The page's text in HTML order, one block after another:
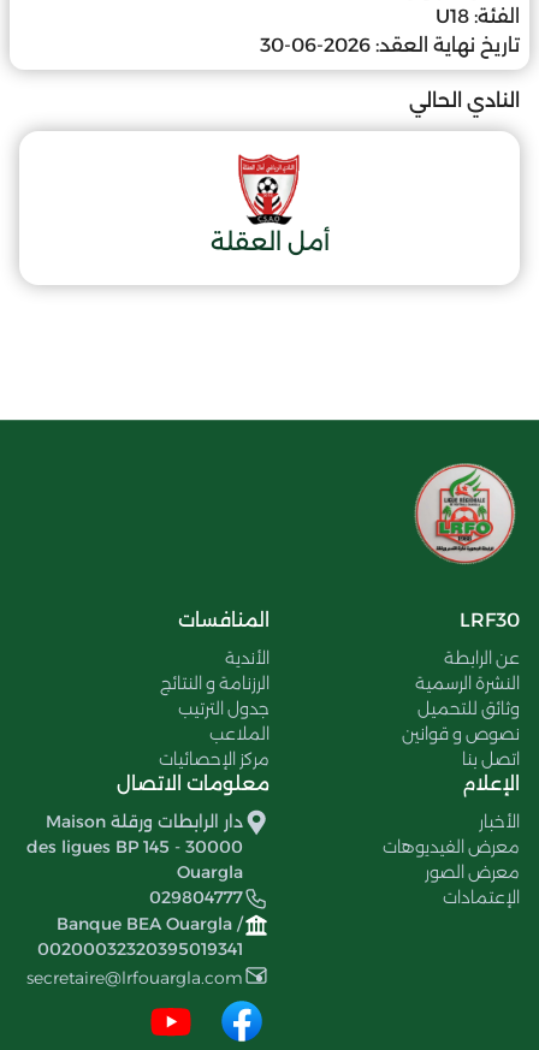
الفئة: U18
تاريخ نهاية العقد: 2026-06-30
النادي الحالي
أمل العقلة
LRF30
عن الرابطة
النشرة الرسمية
وثائق للتحميل
نصوص و قوانين
اتصل بنا
المنافسات
الأندية
الرزنامة و النتائج
جدول الترتيب
الملاعب
مركز الإحصائيات
الإعلام
الأخبار
معرض الفيديوهات
معرض الصور
الإعتمادات
معلومات الاتصال
دار الرابطات ورقلة Maison
des ligues BP 145 - 30000
Ouargla
029804777
Banque BEA Ouargla /
00200032320395019341
secretaire@lrfouargla.com